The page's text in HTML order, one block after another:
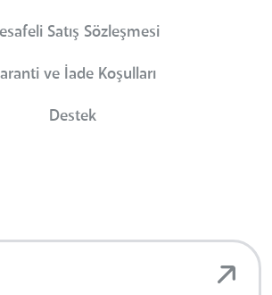
Satış Sözleşmesi
ve İade Koşulları
Destek